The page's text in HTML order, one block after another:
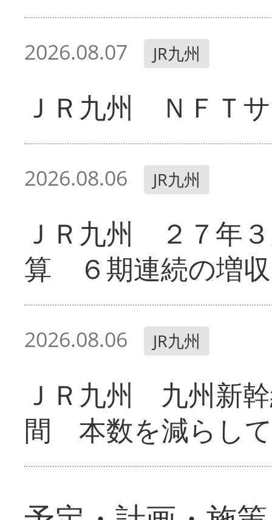
2026.08.07 JR九州
ＪＲ九州 ＮＦＴ
2026.08.06 JR九州
ＪＲ九州 ２７年
算 ６期連続の増収
2026.08.06 JR九州
ＪＲ九州 九州新
間 本数を減らし